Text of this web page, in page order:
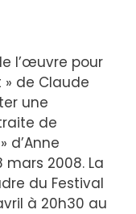
l’œuvre pour
» de Claude
une
de
d’Anne
2008. La
du Festival
à 20h30 au